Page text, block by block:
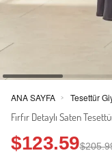
ANA SAYFA > Tesettür
Fırfır Detaylı Saten
$123.59